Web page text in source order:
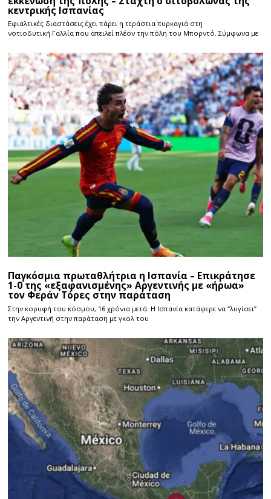
κεντρικής Ισπανίας
Εφιαλτικές διαστάσεις έχει πάρει η τεράστια πυρκαγιά στη
νοτιοδυτική Γαλλία που απειλεί πλέον την πόλη του Μπορντό. Σύμφωνα με
Παγκόσμια πρωταθλήτρια η Ισπανία – Επικράτησε
1-0 της «εξαφανισμένης» Αργεντινής με «ήρωα»
τον Φεράν Τόρες στην παράταση
Στην κορυφή του κόσμου, 16 χρόνια μετά. Η Ισπανία κατάφερε να “λυγίσει”
την Αργεντινή στην παράταση με γκολ του